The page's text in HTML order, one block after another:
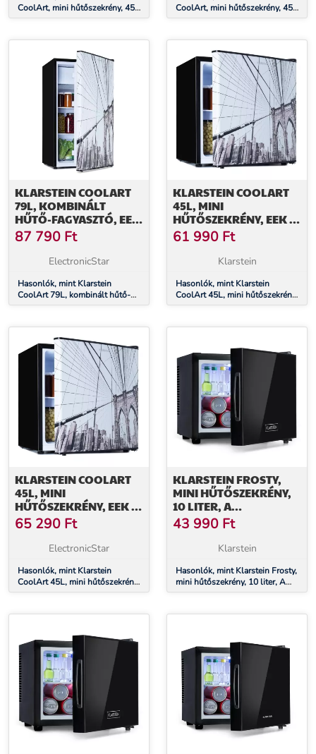
CoolArt, mini hűtőszekrény, 45
liter, Fenergiahatékonysági
formatervezett ajtó
CoolArt, mini hűtőszekrény, 45
liter, Fenergiahatékonysági
formatervezett ajtó
KLARSTEIN COOLART
79L, KOMBINÁLT
HŰTŐ-FAGYASZTÓ, EEK
E, FAGYASZTÓREKESZ 9
L, FORMATERVEZETT
87 790 Ft
ElectronicStar
Hasonlók, mint Klarstein
CoolArt 79L, kombinált hűtő-
fagyasztó, EEK E,
formatervezett ajtó
KLARSTEIN COOLART
45L, MINI
HŰTŐSZEKRÉNY, EEK E,
FAGYASZTÓREKESZ 1,5
L, FORMATERVEZETT
61 990 Ft
Klarstein
Hasonlók, mint Klarstein
CoolArt 45L, mini hűtőszekrény,
EEK E, fagyasztórekesz 1,5 l,
KLARSTEIN COOLART
45L, MINI
HŰTŐSZEKRÉNY, EEK E,
FAGYASZTÓREKESZ 1,5
L, FORMATERVEZETT
65 290 Ft
ElectronicStar
Hasonlók, mint Klarstein
CoolArt 45L, mini hűtőszekrény,
EEK E, fagyasztórekesz 1,5 l,
KLARSTEIN FROSTY,
MINI HŰTŐSZEKRÉNY,
10 LITER, A
ENERGIAHATÉKONYSÁGI
OSZTÁLY, TÜKÖRÜVEG
AJTÓ, FEKETE
43 990 Ft
Klarstein
Hasonlók, mint Klarstein Frosty,
mini hűtőszekrény, 10 liter, A
energiahatékonysági osztály,